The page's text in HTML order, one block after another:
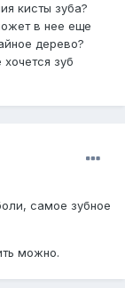
кисты зуба?
в нее еще
дерево?
зуб
самое зубное
можно.